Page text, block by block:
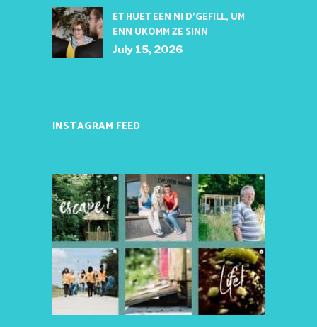
ET HUET EEN NI D’GEFILL, UM
ENN UKOMM ZE SINN
July 15, 2026
INSTAGRAM FEED